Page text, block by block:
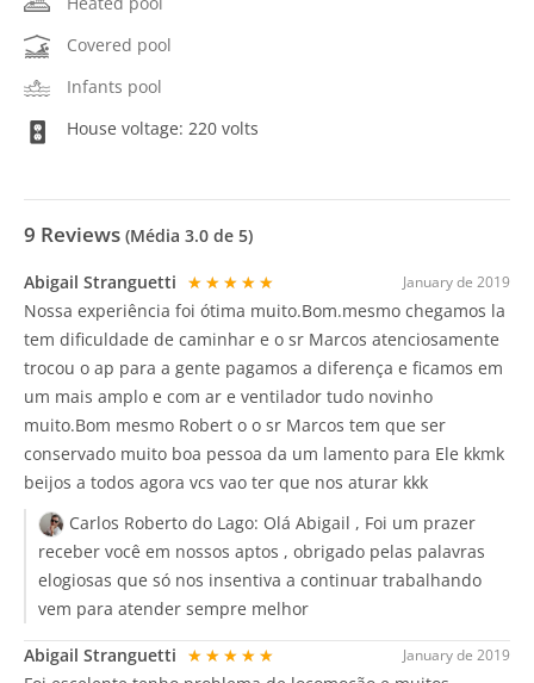
Covered pool
Infants pool
House voltage: 220 volts
9 Reviews (Média 3.0 de 5)
January de 2019
Abigail Stranguetti ★★★★★
Nossa experiência foi ótima muito.Bom.mesmo chegamos la
tem dificuldade de caminhar e o sr Marcos atenciosamente
trocou o ap para a gente pagamos a diferença e ficamos em
um mais amplo e com ar e ventilador tudo novinho
muito.Bom mesmo Robert o o sr Marcos tem que ser
conservado muito boa pessoa da um lamento para Ele kkmk
beijos a todos agora vcs vao ter que nos aturar kkk
Carlos Roberto do Lago: Olá Abigail , Foi um prazer
receber você em nossos aptos , obrigado pelas palavras
elogiosas que só nos insentiva a continuar trabalhando
vem para atender sempre melhor
January de 2019
Abigail Stranguetti ★★★★★